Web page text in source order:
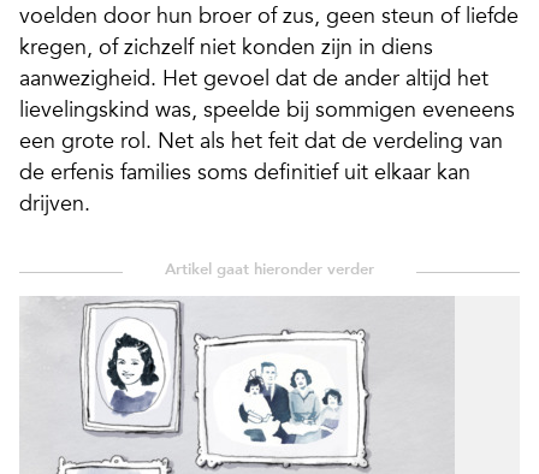
voelden door hun broer of zus, geen steun of liefde
kregen, of zichzelf niet konden zijn in diens
aanwezigheid. Het gevoel dat de ander altijd het
lievelingskind was, speelde bij sommigen eveneens
een grote rol. Net als het feit dat de verdeling van
de erfenis families soms definitief uit elkaar kan
drijven.